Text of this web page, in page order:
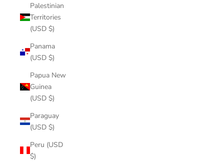
Palestinian
Territories
(USD $)
Panama
(USD $)
Papua New
Guinea
(USD $)
Paraguay
(USD $)
Peru (USD
$)